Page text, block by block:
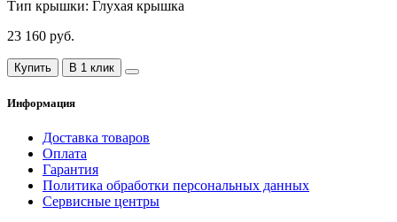
Тип крышки: Глухая крышка
23 160 руб.
Купить В 1 клик
Информация
Доставка товаров
Оплата
Гарантия
Политика обработки персональных данных
Сервисные центры